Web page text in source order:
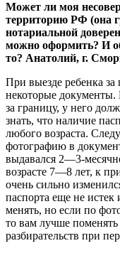
Может ли моя
территорию РФ (она
нотариальной
можно оформить? И
то? Анатолий, г.
При выезде ребенка
некоторые документы.
за границу, у него
знать, что наличие
любого возраста.
фотографию в
выдавался 2—3-
возрасте 7—8 лет, к
очень сильно
паспорта еще не истек
менять, но если по
то вам лучше
разбирательств при